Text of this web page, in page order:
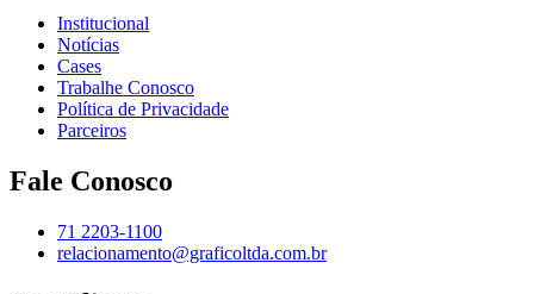
Institucional
Notícias
Cases
Trabalhe Conosco
Política de Privacidade
Parceiros
Fale Conosco
71 2203-1100
relacionamento@graficoltda.com.br